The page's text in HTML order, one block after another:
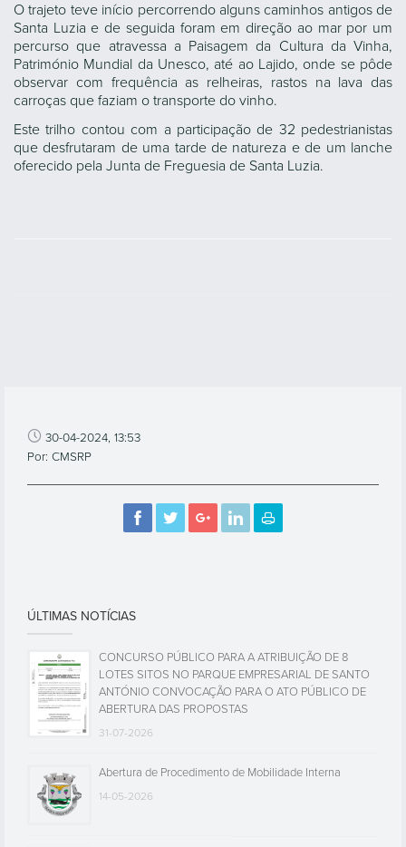
O trajeto teve início percorrendo alguns caminhos antigos de
Santa Luzia e de seguida foram em direção ao mar por um
percurso que atravessa a Paisagem da Cultura da Vinha,
Património Mundial da Unesco, até ao Lajido, onde se pôde
observar com frequência as relheiras, rastos na lava das
carroças que faziam o transporte do vinho.
Este trilho contou com a participação de 32 pedestrianistas
que desfrutaram de uma tarde de natureza e de um lanche
oferecido pela Junta de Freguesia de Santa Luzia.
30-04-2024, 13:53
Por: CMSRP
ÚLTIMAS NOTÍCIAS
CONCURSO PÚBLICO PARA A ATRIBUIÇÃO DE 8
LOTES SITOS NO PARQUE EMPRESARIAL DE SANTO
ANTÓNIO CONVOCAÇÃO PARA O ATO PÚBLICO DE
ABERTURA DAS PROPOSTAS
31-07-2026
Abertura de Procedimento de Mobilidade Interna
14-05-2026